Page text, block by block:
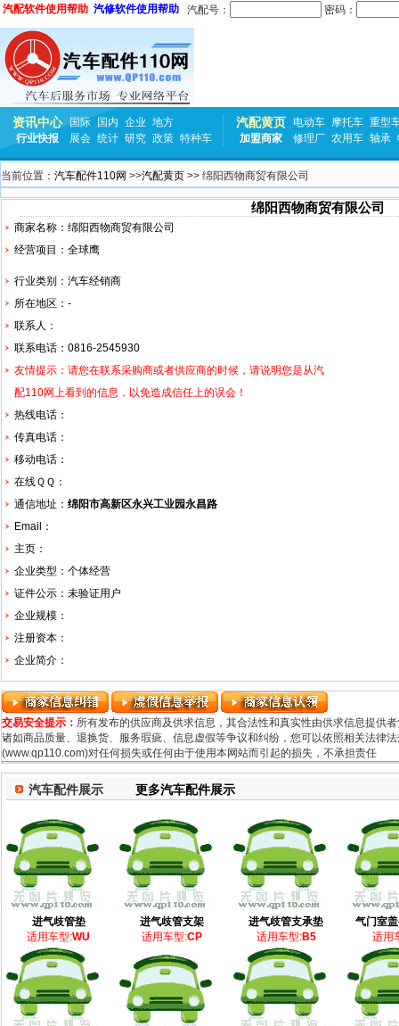
汽配软件使用帮助 汽修软件使用帮助 汽配号： 密码：
资讯中心 国际 国内 企业 地方
行业快报
展会 统计 研究 政策 特种车
汽配黄页 电动车 摩托车 重型
加盟商家
修理厂 农用车 轴承
当前位置： 汽车配件110网 >>汽配黄页 >> 绵阳西物商贸有限公司
绵阳西物商贸有限公司
商家名称：绵阳西物商贸有限公司
经营项目：全球鹰
行业类别：汽车经销商
所在地区：-
联系人：
联系电话：0816-2545930
友情提示：请您在联系采购商或者供应商的时候，请说明您是从汽
配110网上看到的信息，以免造成信任上的误会！
热线电话：
传真电话：
移动电话：
在线ＱＱ：
通信地址： 绵阳市高新区永兴工业园永昌路
Email：
主页：
企业类型：个体经营
证件公示：未验证用户
企业规模：
注册资本：
企业简介：
交易安全提示： 所有发布的供应商及供求信息，其合法性和真实性由供求信息提供
诸如商品质量、退换货、服务瑕疵、信息虚假等争议和纠纷，您可以依照相关法律
(www.qp110.com)对任何损失或任何由于使用本网站而引起的损失，不承担责任
汽车配件展示 更多汽车配件展示
进气歧管垫
适用车型:WU
进气歧管支架
适用车型:CP
进气歧管支承垫
适用车型:B5
气门室
适用